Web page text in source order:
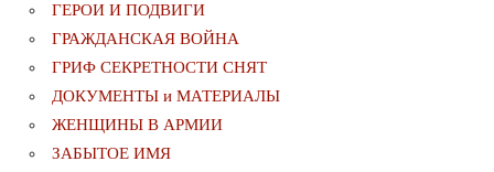
ГЕРОИ И ПОДВИГИ
ГРАЖДАНСКАЯ ВОЙНА
ГРИФ СЕКРЕТНОСТИ СНЯТ
ДОКУМЕНТЫ и МАТЕРИАЛЫ
ЖЕНЩИНЫ В АРМИИ
ЗАБЫТОЕ ИМЯ